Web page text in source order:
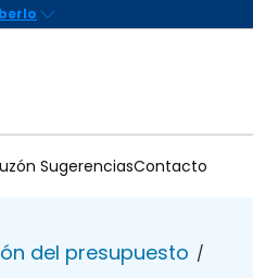
SugerenciasContacto
del presupuesto /